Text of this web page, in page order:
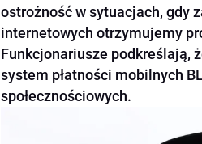
ostrożność w sytuacjach, gdy
internetowych otrzymujemy
Funkcjonariusze podkreślają,
system płatności mobilnych
społecznościowych.